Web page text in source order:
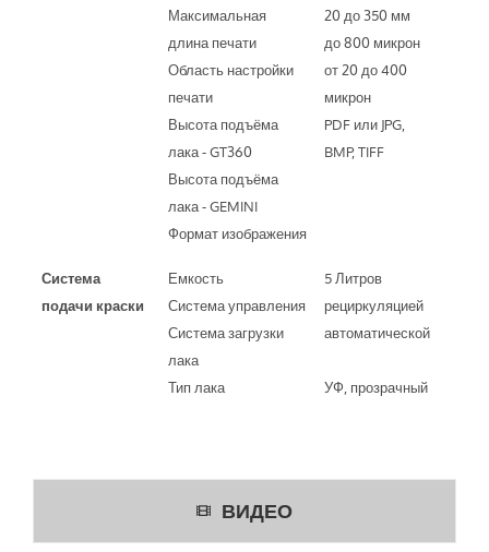
Максимальная
длина печати
Область настройки
печати
Высота подъёма
лака - GT360
Высота подъёма
лака - GEMINI
Формат изображения
20 до 350 мм
до 800 микрон
от 20 до 400
микрон
PDF или JPG,
BMP, TIFF
Система
подачи краски
Емкость
Система управления
Система загрузки
лака
Тип лака
5 Литров
рециркуляцией
автоматической
УФ, прозрачный
ВИДЕО